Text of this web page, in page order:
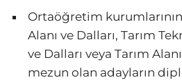
Ortaöğretim
Alanı ve Dalları, Tarım
ve Dalları veya Tarım
mezun olan adayların